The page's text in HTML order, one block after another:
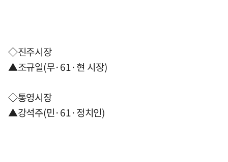
◇진주시장
▲조규일(무·61·현 시장)
◇통영시장
▲강석주(민·61·정치인)